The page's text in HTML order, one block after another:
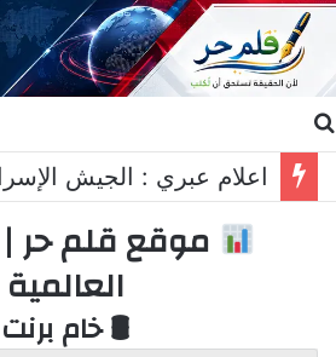
موقع قلم حر
العالمية
🛢 خام برنت